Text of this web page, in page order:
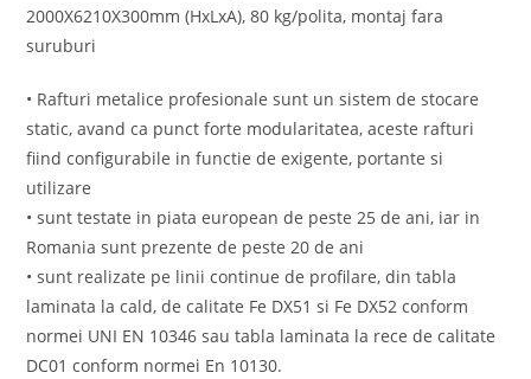
2000X6210X300mm (HxLxA), 80 kg/polita, montaj fara
suruburi
• Rafturi metalice profesionale sunt un sistem de stocare
static, avand ca punct forte modularitatea, aceste rafturi
fiind configurabile in functie de exigente, portante si
utilizare
• sunt testate in piata european de peste 25 de ani, iar in
Romania sunt prezente de peste 20 de ani
• sunt realizate pe linii continue de profilare, din tabla
laminata la cald, de calitate Fe DX51 si Fe DX52 conform
normei UNI EN 10346 sau tabla laminata la rece de calitate
DC01 conform normei En 10130.